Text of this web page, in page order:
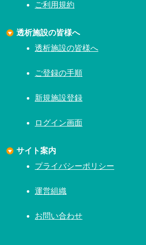
ご利用規約
透析施設の皆様へ
透析施設の皆様へ
ご登録の手順
新規施設登録
ログイン画面
サイト案内
プライバシーポリシー
運営組織
お問い合わせ